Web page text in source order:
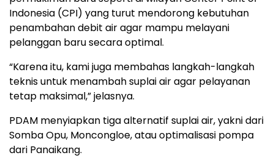
Indonesia (CPI) yang turut mendorong kebutuhan
penambahan debit air agar mampu melayani
pelanggan baru secara optimal.
“Karena itu, kami juga membahas langkah-langkah
teknis untuk menambah suplai air agar pelayanan
tetap maksimal,” jelasnya.
PDAM menyiapkan tiga alternatif suplai air, yakni dari
Somba Opu, Moncongloe, atau optimalisasi pompa
dari Panaikang.